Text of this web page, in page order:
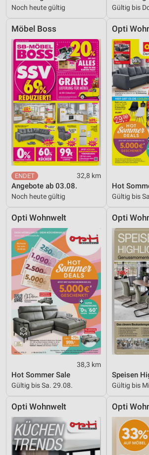
Noch heute gültig Gültig bis
Möbel Boss
32,8 km
Angebote ab 03.08.
Noch heute gültig
Opti
Hot
Gültig bis
Opti Wohnwelt
38,3 km
Hot Sommer Sale
Gültig bis Sa. 29.08.
Opti
Speisen
Gültig bis
Opti Wohnwelt Opti
Entwicklung und Verbesserung der
Verwendung reduzierter Daten zur
Inhalten
IAB-Besonderheiten:
Verwendung genauer Standortdaten
Geräte anhand von aktiv angeforderten
Informationen identifizieren
Nicht-IAB-Verarbeitungszwecke:
Notwendig
Performance
Funktional
Werbung